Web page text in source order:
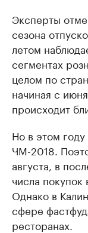
Эксперты
сезона
летом
сегментах
целом по
начиная с
происходит
Но в этом
ЧМ-2018.
августа, в
числа
Однако в
сфере
ресторанах.